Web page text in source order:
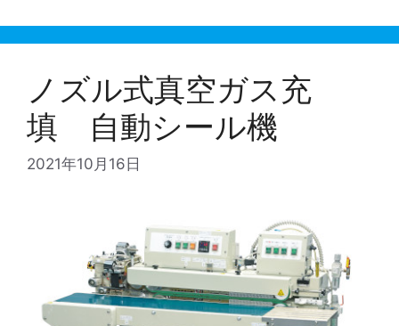
ノズル式真空ガス充
填 自動シール機
2021年10月16日